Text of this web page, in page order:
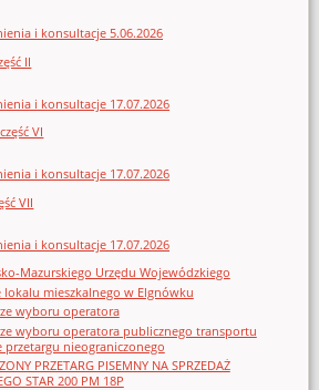
i konsultacje 5.06.2026
II
i konsultacje 17.07.2026
VI
i konsultacje 17.07.2026
VII
i konsultacje 17.07.2026
Mazurskiego Urzędu Wojewódzkiego
lokalu mieszkalnego w Elgnówku
wyboru operatora
wyboru operatora publicznego transportu
nieograniczonego
PRZETARG PISEMNY NA SPRZEDAŻ
STAR 200 PM 18P